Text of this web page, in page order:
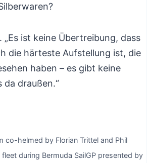
„Es ist keine Übertreibung, dass
die härteste Aufstellung ist, die
haben – es gibt keine
da draußen.“
co-helmed by Florian Trittel and Phil
during Bermuda SailGP presented by